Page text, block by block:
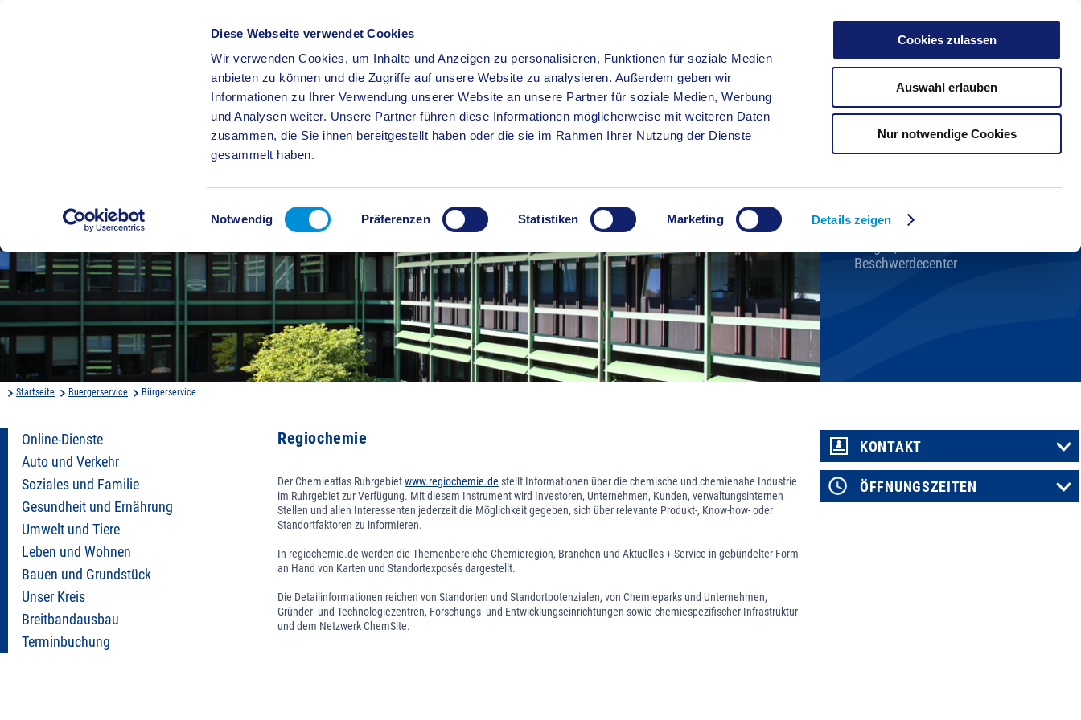
Diese Webseite verwendet Cookies
Wir verwenden Cookies, um Inhalte und Anzeigen zu personalisieren, Funktionen für soziale Medien
anbieten zu können und die Zugriffe auf unsere Website zu analysieren. Außerdem geben wir
Informationen zu Ihrer Verwendung unserer Website an unsere Partner für soziale Medien, Werbung
und Analysen weiter. Unsere Partner führen diese Informationen möglicherweise mit weiteren Daten
zusammen, die Sie ihnen bereitgestellt haben oder die sie im Rahmen Ihrer Nutzung der Dienste
gesammelt haben.
Einwilligungsauswahl
Notwendig Präferenzen Statistiken Marketing Details zeigen
Cookies zulassen
Auswahl erlauben
Nur notwendige Cookies
BÜRGERSERVICE KREISHAUS WIRTSCHAFT BILDUNG
Kreisverwaltung A-Z
Karriere beim Kreis
Beschwerdecenter
Startseite Buergerservice Bürgerservice
Online-Dienste
Auto und Verkehr
Soziales und Familie
Gesundheit und Ernährung
Umwelt und Tiere
Leben und Wohnen
Bauen und Grundstück
Unser Kreis
Breitbandausbau
Terminbuchung
Regiochemie
Der Chemieatlas Ruhrgebietwww.regiochemie.de stellt Informationen über die chemische und chemienahe Industrie
im Ruhrgebiet zur Verfügung. Mit diesem Instrument wird Investoren, Unternehmen, Kunden, verwaltungsinternen
Stellen und allen Interessenten jederzeit die Möglichkeit gegeben, sich über relevante Produkt-, Know-how- oder
Standortfaktoren zu informieren.
In regiochemie.de werden die Themenbereiche Chemieregion, Branchen und Aktuelles + Service in gebündelter Form
an Hand von Karten und Standortexposés dargestellt.
Die Detailinformationen reichen von Standorten und Standortpotenzialen, von Chemieparks und Unternehmen,
Gründer- und Technologiezentren, Forschungs- und Entwicklungseinrichtungen sowie chemiespezifischer Infrastruktur
und dem Netzwerk ChemSite.
KONTAKT
ÖFFNUNGSZEITEN